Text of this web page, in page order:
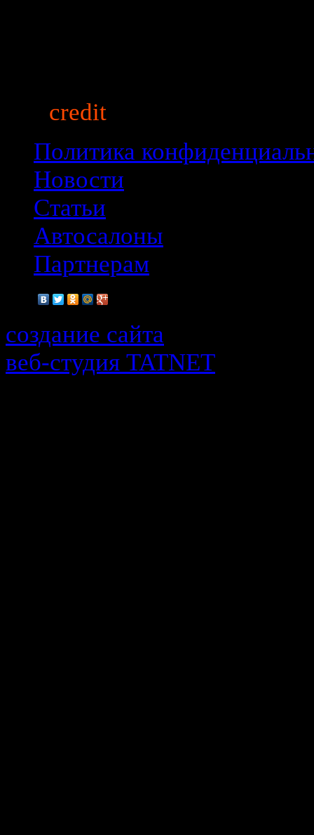
credit
Политика
Новости
Статьи
Автосалоны
Партнерам
создание сайта
веб-cтудия TATNET